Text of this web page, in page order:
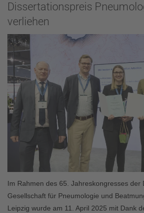
Dissertationspreis
verliehen
Im Rahmen des 65. Jahreskongresses der
Gesellschaft für Pneumologie und
Leipzig wurde am 11. April 2025 mit Dank